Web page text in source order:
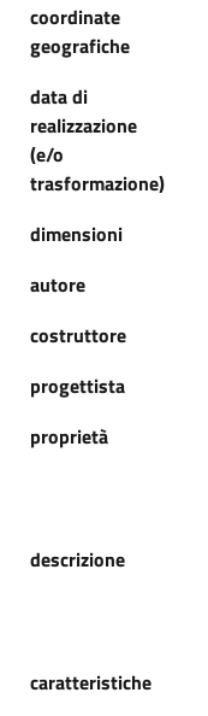
coordinate
geografiche
data di
realizzazione
(e/o
trasformazione)
dimensioni
autore
costruttore
progettista
proprietà
descrizione
caratteristiche